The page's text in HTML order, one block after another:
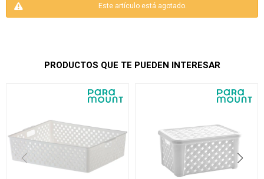
Este artículo está agotado.
PRODUCTOS QUE TE PUEDEN INTERESAR